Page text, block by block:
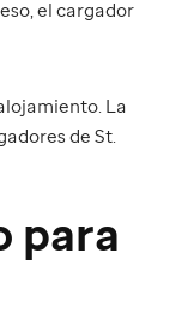
el cargador
La
de St.
para